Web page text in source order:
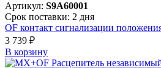
Артикул: S9A60001
Срок поставки: 2 дня
OF контакт сигнализации
3 739 ₽
В корзинy